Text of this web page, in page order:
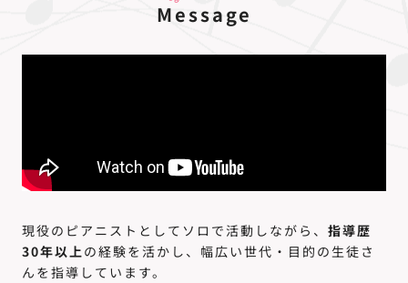
Message
現役のピアニストとしてソロで活動しながら、 指導歴
30年以上の経験を活かし、幅広い世代・目的の生徒さ
んを指導しています。